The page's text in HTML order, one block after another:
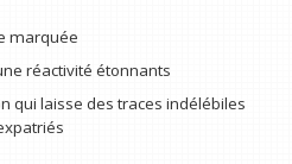
marquée
réactivité étonnants
qui laisse des traces indélébiles